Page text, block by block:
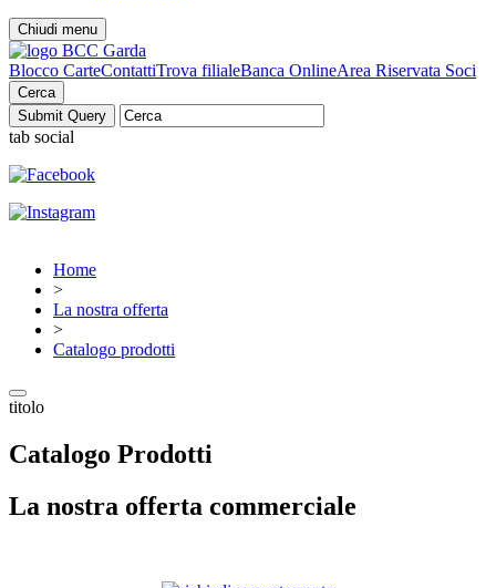
Chiudi menu
Blocco CarteContattiTrova filialeBanca OnlineArea Riservata Soci
Cerca
tab social
Home
>
La nostra offerta
>
Catalogo prodotti
titolo
Catalogo Prodotti
La nostra offerta commerciale